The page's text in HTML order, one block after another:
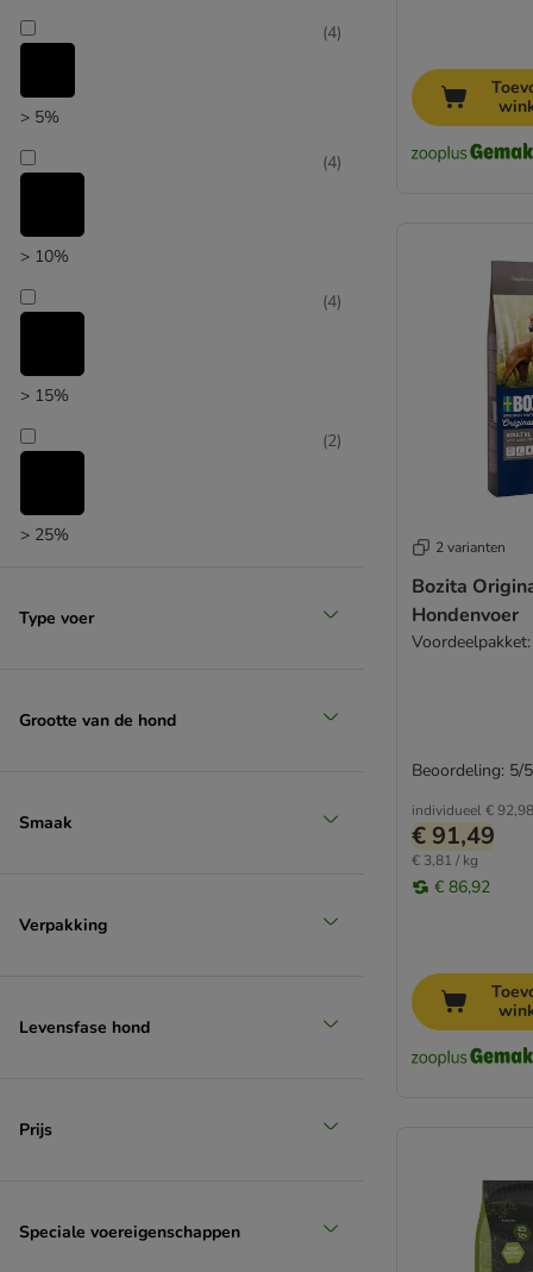
MAC's
Magnussons
Monge
Natura Diet
Opti Life
Pan Mięsko
Perfect Fit
Pitti Boris
Purina One
Purizon
Royal Canin Sporting Life
Simpsons Premium
Taste of the Wild
> 5%
(4)
> 10%
(4)
> 15%
(4)
> 25%
(2)
Type voer
Grootte van de hond
Smaak
Verpakking
Levensfase hond
Prijs
Speciale voereigenschappen
2 varianten
Bozita
Hondenvoer
individueel€ 92,98
€ 91,49
€ 3,81 / kg
€ 86,92
Beoordeling: 5/5